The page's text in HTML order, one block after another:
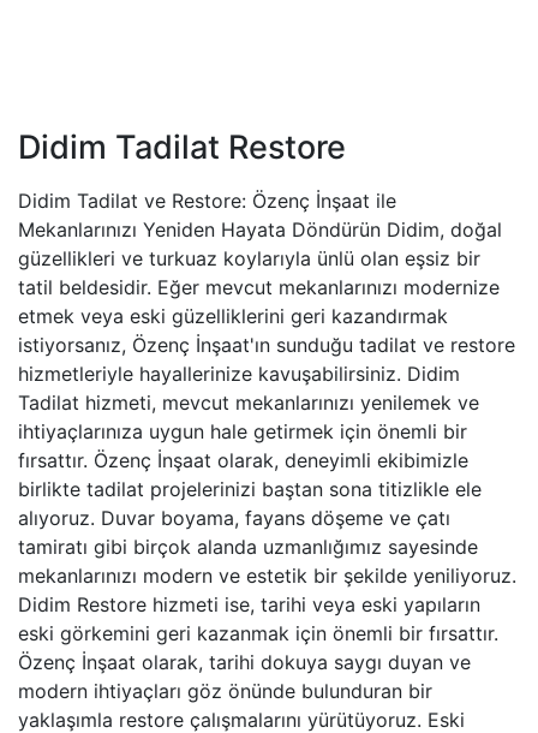
Didim Tadilat Restore
Didim Tadilat ve Restore: Özenç İnşaat ile
Mekanlarınızı Yeniden Hayata Döndürün Didim, doğal
güzellikleri ve turkuaz koylarıyla ünlü olan eşsiz bir
tatil beldesidir. Eğer mevcut mekanlarınızı modernize
etmek veya eski güzelliklerini geri kazandırmak
istiyorsanız, Özenç İnşaat'ın sunduğu tadilat ve restore
hizmetleriyle hayallerinize kavuşabilirsiniz. Didim
Tadilat hizmeti, mevcut mekanlarınızı yenilemek ve
ihtiyaçlarınıza uygun hale getirmek için önemli bir
fırsattır. Özenç İnşaat olarak, deneyimli ekibimizle
birlikte tadilat projelerinizi baştan sona titizlikle ele
alıyoruz. Duvar boyama, fayans döşeme ve çatı
tamiratı gibi birçok alanda uzmanlığımız sayesinde
mekanlarınızı modern ve estetik bir şekilde yeniliyoruz.
Didim Restore hizmeti ise, tarihi veya eski yapıların
eski görkemini geri kazanmak için önemli bir fırsattır.
Özenç İnşaat olarak, tarihi dokuya saygı duyan ve
modern ihtiyaçları göz önünde bulunduran bir
yaklaşımla restore çalışmalarını yürütüyoruz. Eski